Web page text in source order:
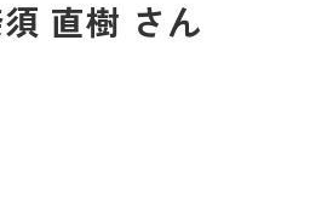
直樹 さん